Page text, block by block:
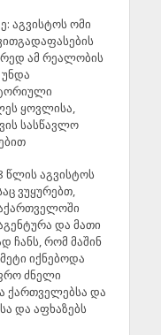
აგვისტოს ომი
ამ რეალობის
ყოვლისა,
სასწავლო
წლის აგვისტოს
ვუყურებთ,
და მათი
ჩანს, რომ მაშინ
იქნებოდა
ძნელი
ქართველებსა და
და აფხაზებს